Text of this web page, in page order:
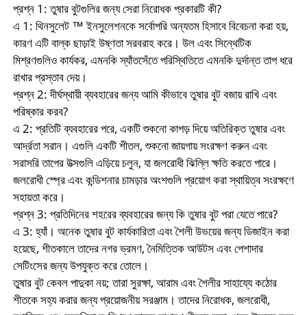
প্রশ্ন 1: তুষার বুটগুলির জন্য সেরা নিরোধক প্রকারটি কী?
এ 1: থিনসুলেট ™ ইনসুলেশনকে সর্বোপরি অন্যতম হিসাবে বিবেচনা করা হয়,
কারণ এটি বাল্ক ছাড়াই উষ্ণতা সরবরাহ করে। উল এবং সিন্থেটিক
মিশ্রণগুলিও কার্যকর, এমনকি স্যাঁতসেঁতে পরিস্থিতিতে এমনকি দুর্দান্ত তাপ ধরে
রাখার প্রস্তাব দেয়।
প্রশ্ন 2: দীর্ঘস্থায়ী ব্যবহারের জন্য আমি কীভাবে তুষার বুট বজায় রাখি এবং
পরিষ্কার করব?
এ 2: প্রতিটি ব্যবহারের পরে, একটি শুকনো কাপড় দিয়ে অতিরিক্ত তুষার এবং
আর্দ্রতা সরান। এগুলি একটি শীতল, শুকনো জায়গায় সংরক্ষণ করুন এবং
সরাসরি তাপের উত্সগুলি এড়িয়ে চলুন, যা জলরোধী ঝিল্লি ক্ষতি করতে পারে।
জলরোধী স্প্রে এবং কন্ডিশনার চামড়ার অংশগুলি প্রয়োগ করা স্থায়িত্ব সংরক্ষণে
সহায়তা করে।
প্রশ্ন 3: প্রতিদিনের শহরের ব্যবহারের জন্য কি তুষার বুট পরা যেতে পারে?
এ 3: হ্যাঁ। অনেক তুষার বুট কার্যকারিতা এবং শৈলী উভয়ের জন্য ডিজাইন করা
হয়েছে, শীতকালে তাদের নগর ভ্রমণ, নৈমিত্তিক আউটস এবং পেশাদার
সেটিংসের জন্য উপযুক্ত করে তোলে।
তুষার বুট কেবল পাদুকা নয়; তারা সুরক্ষা, আরাম এবং শৈলীর সাহায্যে কঠোর
শীতকে সহ্য করার জন্য প্রয়োজনীয় সরঞ্জাম। তাদের নিরোধক, জলরোধী,